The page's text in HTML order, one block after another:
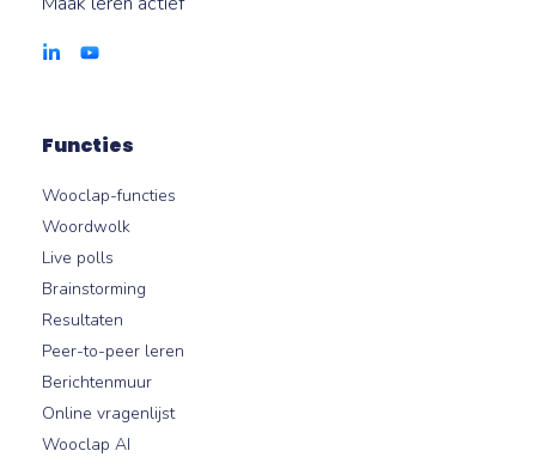
Functies
Wooclap-functies
Woordwolk
Live polls
Brainstorming
Resultaten
Peer-to-peer leren
Berichtenmuur
Online vragenlijst
Wooclap AI